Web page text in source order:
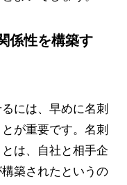
係性を構築す
には、早めに名刺
が重要です。名刺
は、自社と相手企
築されたというの